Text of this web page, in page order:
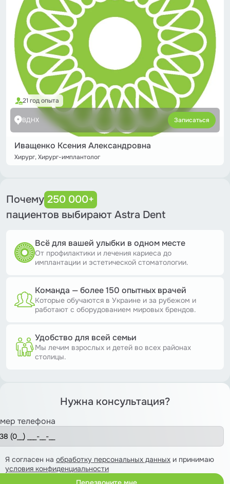
21 год опыта
ВДНХ Записаться
Иващенко Ксения Александровна
Хирург, Хирург-имплантолог
Почему 250 000+
пациентов выбирают Astra Dent
Всё для вашей улыбки в одном месте
От профилактики и лечения кариеса до
имплантации и эстетической стоматологии.
Команда — более 150 опытных врачей
Которые обучаются в Украине и за рубежом и
работают с оборудованием мировых брендов.
Удобство для всей семьи
Мы лечим взрослых и детей во всех районах
столицы.
Нужна консультация?
телефона
Я согласен наобработку персональных данных и принимаю
условия конфиденциальности